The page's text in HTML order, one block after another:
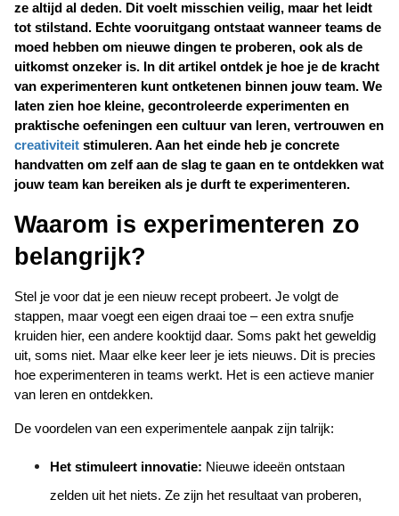
ze altijd al deden. Dit voelt misschien veilig, maar het leidt
tot stilstand. Echte vooruitgang ontstaat wanneer teams de
moed hebben om nieuwe dingen te proberen, ook als de
uitkomst onzeker is. In dit artikel ontdek je hoe je de kracht
van experimenteren kunt ontketenen binnen jouw team. We
laten zien hoe kleine, gecontroleerde experimenten en
creativiteit stimuleren. Aan het einde heb je concrete
handvatten om zelf aan de slag te gaan en te ontdekken wat
jouw team kan bereiken als je durft te experimenteren.
Waarom is experimenteren zo
belangrijk?
Stel je voor dat je een nieuw recept probeert. Je volgt de
stappen, maar voegt een eigen draai toe – een extra snufje
kruiden hier, een andere kooktijd daar. Soms pakt het geweldig
uit, soms niet. Maar elke keer leer je iets nieuws. Dit is precies
hoe experimenteren in teams werkt. Het is een actieve manier
van leren en ontdekken.
De voordelen van een experimentele aanpak zijn talrijk:
Het stimuleert innovatie: Nieuwe ideeën ontstaan
zelden uit het niets. Ze zijn het resultaat van proberen,